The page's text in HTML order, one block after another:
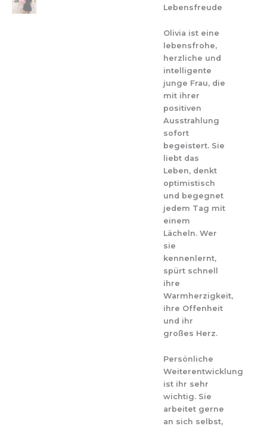
Lebensfreude
Olivia ist eine
lebensfrohe,
herzliche und
intelligente
junge Frau, die
mit ihrer
positiven
Ausstrahlung
sofort
begeistert. Sie
liebt das
Leben, denkt
optimistisch
und begegnet
jedem Tag mit
einem
Lächeln. Wer
sie
kennenlernt,
spürt schnell
ihre
Warmherzigkeit,
ihre Offenheit
und ihr
großes Herz.
Persönliche
Weiterentwicklung
ist ihr sehr
wichtig. Sie
arbeitet gerne
an sich selbst,